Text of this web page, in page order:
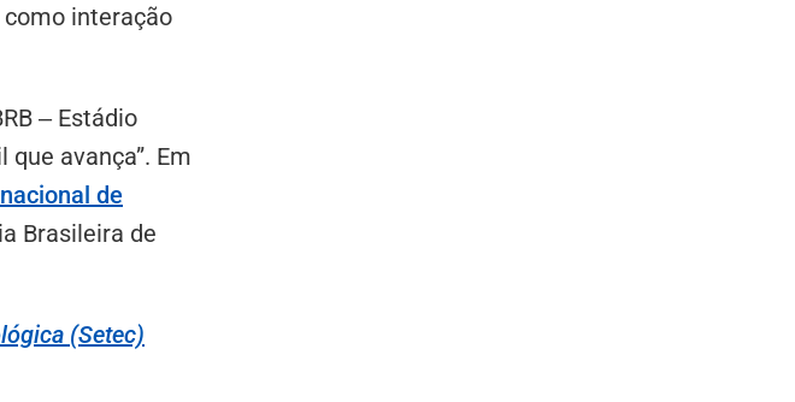
interação
‒ Estádio
avança”. Em
de
Brasileira de
(Setec)